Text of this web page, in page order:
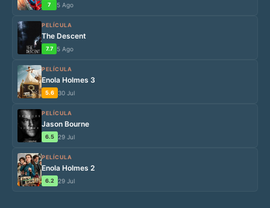
7 5 Ago
PELÍCULA
The Descent
7.7 5 Ago
PELÍCULA
Enola Holmes 3
5.6 30 Jul
PELÍCULA
Jason Bourne
6.5 29 Jul
PELÍCULA
Enola Holmes 2
6.2 29 Jul